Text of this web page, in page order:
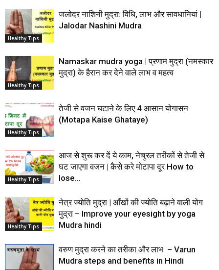
Healthy Tips
जलोदर नाशिनी मुद्रा: विधि, लाभ और सावधानियां |
Jalodar Nashini Mudra
Healthy Tips
Namaskar mudra yoga | प्रणाम मुद्रा (नमस्कार
मुद्रा) के हैरान कर देने वाले लाभ व महत्व
Healthy Tips
तेजी से वजन घटाने के लिए 4 आसान योगासन
(Motapa Kaise Ghataye)
Healthy Tips
आज से शुरू कर दें ये काम, नेचुरल तरीकों से तेजी से
घट जाएगा वजन | कैसे करे मोटापा दूर How to
lose...
Healthy Tips
नेत्र ज्योति मुद्रा | आँखों की ज्योति बढ़ाने वाली योग
मुद्रा – Improve your eyesight by yoga
Mudra hindi
वरुण मुद्रा करने का तरीका और लाभ – Varun
Mudra steps and benefits in Hindi